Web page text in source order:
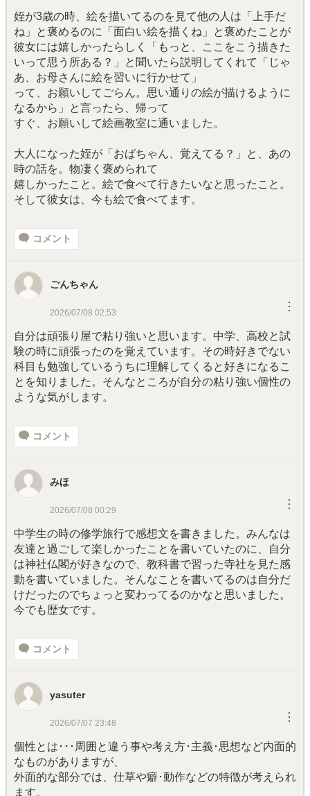
姪が3歳の時、絵を描いてるのを見て他の人は「上手だ
ね」と褒めるのに「面白い絵を描くね」と褒めたことが
彼女には嬉しかったらしく「もっと、ここをこう描きた
いって思う所ある？」と聞いたら説明してくれて「じゃ
あ、お母さんに絵を習いに行かせて」
って、お願いしてごらん。思い通りの絵が描けるように
なるから」と言ったら、帰って
すぐ、お願いして絵画教室に通いました。
大人になった姪が「おばちゃん、覚えてる？」と、あの
時の話を。物凄く褒められて
嬉しかったこと。絵で食べて行きたいなと思ったこと。
そして彼女は、今も絵で食べてます。
コメント
ごんちゃん
2026/07/08 02:53 ︙
自分は頑張り屋で粘り強いと思います。中学、高校と試
験の時に頑張ったのを覚えています。その時好きでない
科目も勉強しているうちに理解してくると好きになるこ
とを知りました。そんなところが自分の粘り強い個性の
ような気がします。
コメント
みほ
2026/07/08 00:29 ︙
中学生の時の修学旅行で感想文を書きました。みんなは
友達と過ごして楽しかったことを書いていたのに、自分
は神社仏閣が好きなので、教科書で習った寺社を見た感
動を書いていました。そんなことを書いてるのは自分だ
けだったのでちょっと変わってるのかなと思いました。
今でも歴女です。
コメント
yasuter
2026/07/07 23:48 ︙
個性とは･･･周囲と違う事や考え方･主義･思想など内面的
なものがありますが、
外面的な部分では、仕草や癖･動作などの特徴が考えられ
ます。